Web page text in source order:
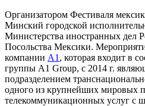
Организатором Фестиваля
Минский городской
Министерства иностранных дел
Посольства Мексики.
компании А1 , которая входит в
группы A1 Group, с 2014 г.
подразделением
одного из крупнейших мировых
телекоммуникационных услуг с